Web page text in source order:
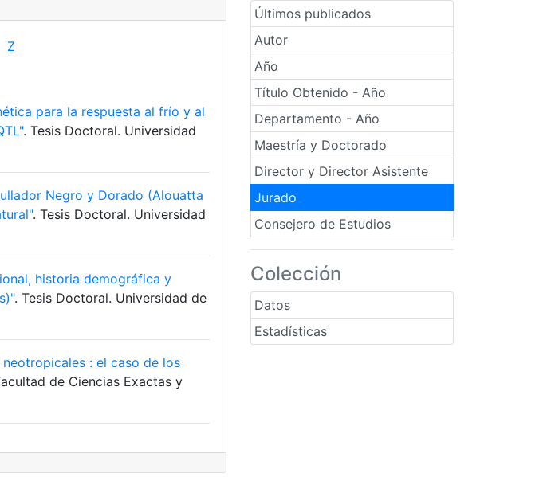
Últimos publicados
Autor
Año
Título Obtenido - Año
Departamento - Año
Maestría y Doctorado
Director y Director Asistente
Jurado
Consejero de Estudios
Colección
Datos
Estadísticas
Z
para la respuesta al frío y al
. Tesis Doctoral. Universidad
Negro y Dorado (Alouatta
. Tesis Doctoral. Universidad
historia demográfica y
. Tesis Doctoral. Universidad de
: el caso de los
de Ciencias Exactas y